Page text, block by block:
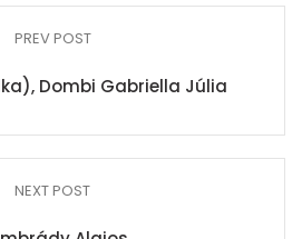
PREV POST
Dombi Gabriella Júlia
NEXT POST